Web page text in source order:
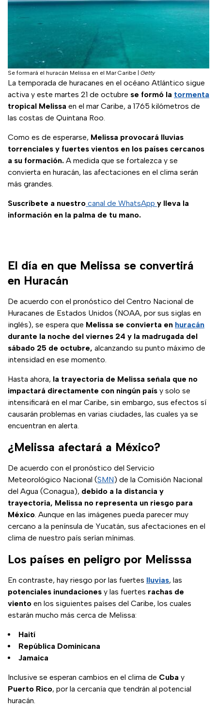
Se formará el huracán Melissa en el Mar Caribe Getty
La temporada de huracanes en el océano Atlántico sigue
activa y este martes 21 de octubre se formó la tormenta
tropical Melissa en el mar Caribe, a 1765 kilómetros de
las costas de Quintana Roo.
Como es de esperarse, Melissa provocará lluvias
torrenciales y fuertes vientos en los países cercanos
a su formación. A medida que se fortalezca y se
convierta en huracán, las afectaciones en el clima serán
más grandes.
Suscríbete a nuestro canal de WhatsApp y lleva la
información en la palma de tu mano.
El día en que Melissa se convertirá
en Huracán
De acuerdo con el pronóstico del Centro Nacional de
Huracanes de Estados Unidos (NOAA, por sus siglas en
inglés), se espera que Melissa se convierta en huracán
durante la noche del viernes 24 y la madrugada del
sábado 25 de octubre, alcanzando su punto máximo de
intensidad en ese momento.
Hasta ahora, la trayectoria de Melissa señala que no
impactará directamente con ningún país y solo se
intensificará en el mar Caribe, sin embargo, sus efectos sí
causarán problemas en varias ciudades, las cuales ya se
encuentran en alerta.
¿Melissa afectará a México?
De acuerdo con el pronóstico del Servicio
Meteorológico Nacional (SMN) de la Comisión Nacional
del Agua (Conagua), debido a la distancia y
trayectoria, Melissa no representa un riesgo para
México. Aunque en las imágenes pueda parecer muy
cercano a la península de Yucatán, sus afectaciones en el
clima de nuestro país serían mínimas.
Los países en peligro por Melisssa
En contraste, hay riesgo por las fuertes lluvias, las
potenciales inundaciones y las fuertes rachas de
viento en los siguientes países del Caribe, los cuales
estarán mucho más cerca de Melissa:
Haití
República Dominicana
Jamaica
Inclusive se esperan cambios en el clima de Cuba y
Puerto Rico, por la cercanía que tendrán al potencial
huracán.